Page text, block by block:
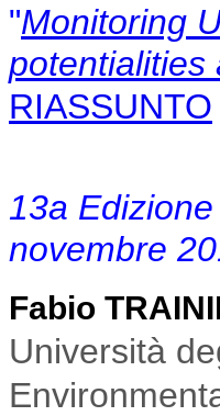
"Monitoring
potentialities
RIASSUNTO
13a
novembre
Fabio
Università